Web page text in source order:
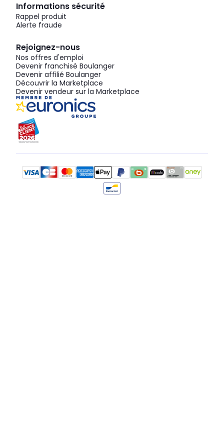
Informations sécurité
Rappel produit
Alerte fraude
Rejoignez-nous
Nos offres d'emploi
Devenir franchisé Boulanger
Devenir affilié Boulanger
Découvrir la Marketplace
Devenir vendeur sur la Marketplace